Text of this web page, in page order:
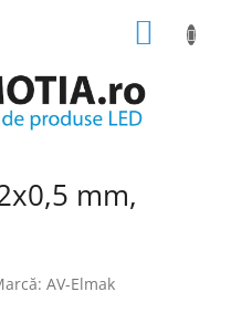
COŞ
mm,
AV-Elmak